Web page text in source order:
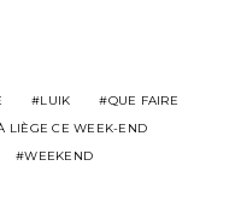
LUIK
QUE FAIRE
LIÈGE CE WEEK-END
WEEKEND